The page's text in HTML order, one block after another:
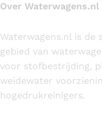
Over Waterwagens.nl
Waterwagens.nl is de
gebied van
voor stofbestrijding,
weidewater
hogedrukreinigers.